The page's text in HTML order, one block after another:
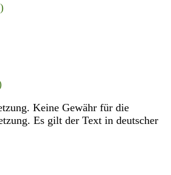
Keine Gewähr für die
Es gilt der Text in deutscher